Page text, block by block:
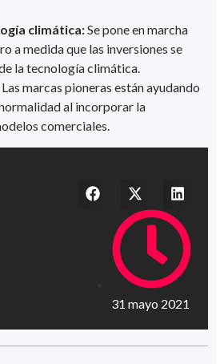
climática:Se pone en marcha
a medida que las inversiones se
la tecnología climática.
Las marcas pioneras están ayudando
al incorporar la
comerciales.
31 mayo 2021